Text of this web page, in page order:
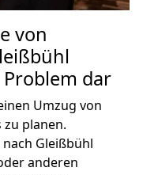
von
dar
Umzug von
zu planen.
Gleißbühl
anderen